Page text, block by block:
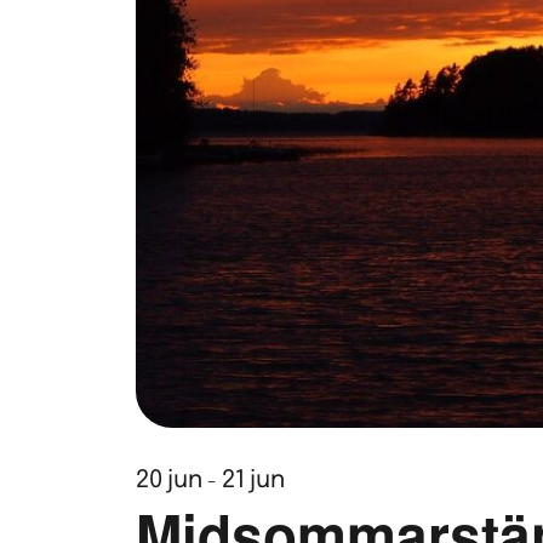
20 jun - 21 jun